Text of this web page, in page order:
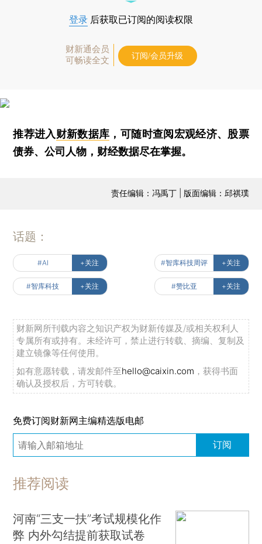
登录 后获取已订阅的阅读权限
财新通会员
可畅读全文
订阅/会员升级
推荐进入财新数据库 ，可随时查阅宏观经济、股票
债券、公司人物，财经数据尽在掌握。
责任编辑：冯禹丁 | 版面编辑：邱祺璞
话题：
#AI +关注 #智库科技周评 +关注
#智库科技 +关注 #赞比亚 +关注
财新网所刊载内容之知识产权为财新传媒及/或相关权利人
专属所有或持有。未经许可，禁止进行转载、摘编、复制及
建立镜像等任何使用。
如有意愿转载，请发邮件至hello@caixin.com ，获得书面
确认及授权后，方可转载。
免费订阅财新网主编精选版电邮
订阅
推荐阅读
河南“三支一扶”考试规模化作
弊 内外勾结提前获取试卷